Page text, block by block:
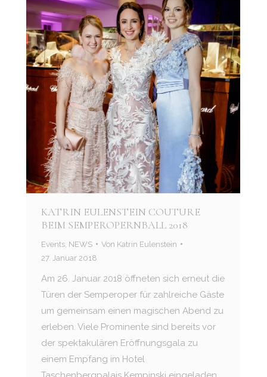
KATRIN EULENSTEIN COUTURE
BEIM SEMPEROPERNBALL 2018
Events, NEWS Von Katrin Eulenstein
27. Januar 2018
Am 26. Januar 2018 öffneten sich erneut die
Türen der Semperoper für zahlreiche Gäste
um gemeinsam einen magischen Abend zu
erleben. Viele Prominente sind bereits vor
der spektakulären Eröffnungsgala zu
einem Empfang im Hotel